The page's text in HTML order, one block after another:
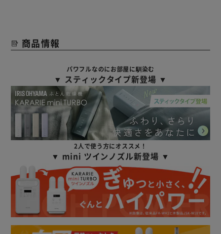
商品情報
パワフルなのにお部屋に馴染む
▼ スティックタイプ新登場 ▼
2人で使う方にオススメ！
▼ mini ツインノズル新登場 ▼